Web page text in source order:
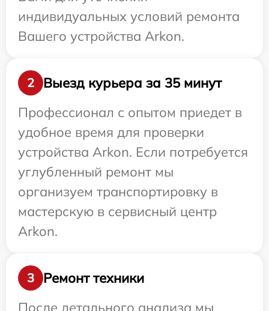
индивидуальных условий ремонта
Вашего устройства Arkon.
2
Выезд курьера за 35 минут
Профессионал с опытом приедет в
удобное время для проверки
устройства Arkon. Если потребуется
углубленный ремонт мы
организуем транспортировку в
мастерскую в сервисный центр
Arkon.
3
Ремонт техники
После детального анализа мы